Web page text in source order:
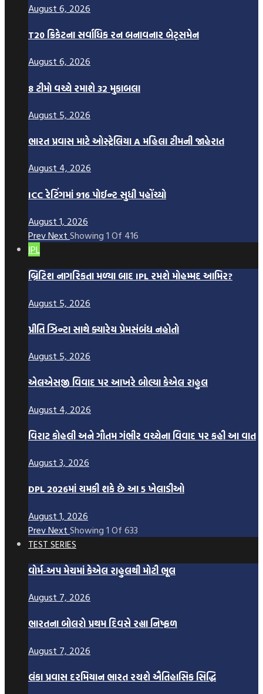
August 6, 2026
T20 ક્રિકેટના સર્વાધિક રન બનાવનાર બેટ્સમેન
August 6, 2026
8 ટીમો વચ્ચે રમાશે 32 મુકાબલા
August 5, 2026
ભારત પ્રવાસ માટે ઓસ્ટ્રેલિયા A મહિલા ટીમની જાહેરાત
August 4, 2026
ICC રેટિંગમાં 916 પોઈન્ટ સુધી પહોંચ્યો
August 1, 2026
PrevNext Showing 1 Of 416
IPL
બ્રિટિશ નાગરિકતા મળ્યા બાદ IPL રમશે મોહમ્મદ આમિર?
August 5, 2026
પ્રીતિ ઝિન્ટા સાથે ક્યારેય પ્રેમસંબંધ નહોતો
August 5, 2026
એલએસજી વિવાદ પર આખરે બોલ્યા કેએલ રાહુલ
August 4, 2026
વિરાટ કોહલી અને ગૌતમ ગંભીર વચ્ચેના વિવાદ પર કહી આ વાત
August 3, 2026
DPL 2026માં ચમકી શકે છે આ 5 ખેલાડીઓ
August 1, 2026
PrevNext Showing 1 Of 633
TEST SERIES
વોર્મ-અપ મેચમાં કેએલ રાહુલથી મોટી ભૂલ
August 7, 2026
ભારતના બોલરો પ્રથમ દિવસે રહ્યા નિષ્ફળ
August 7, 2026
લંકા પ્રવાસ દરમિયાન ભારત રચશે ઐતિહાસિક સિદ્ધિ